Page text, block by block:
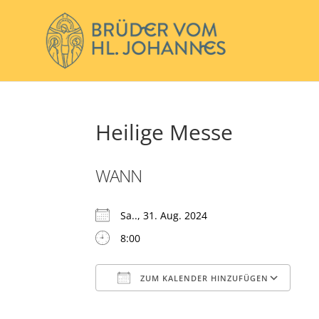
Heilige Messe
WANN
Sa.., 31. Aug. 2024
8:00
ZUM KALENDER HINZUFÜGEN